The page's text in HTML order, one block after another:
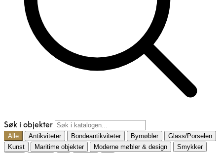
Søk i objekter
Alle Antikviteter Bondeantikviteter Bymøbler
Glass/Porselen
Kunst
Maritime objekter Moderne møbler & design
Smykker